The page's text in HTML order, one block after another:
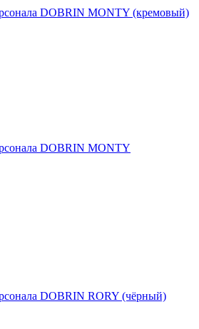
DOBRIN MONTY (кремовый)
DOBRIN MONTY
DOBRIN RORY (чёрный)